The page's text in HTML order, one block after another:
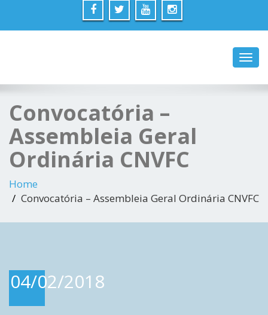
Convocatória –
Assembleia Geral
Ordinária CNVFC
Home
Convocatória – Assembleia Geral Ordinária CNVFC
04/02/2018